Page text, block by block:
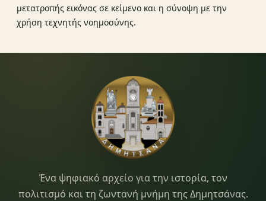
μετατροπής εικόνας σε κείμενο και η σύνοψη με την
χρήση τεχνητής νοημοσύνης.
Dimitsana.gr
Ένα ψηφιακό αρχείο για την ιστορία, τον
πολιτισμό και τη ζωντανή μνήμη της Δημητσάνας.